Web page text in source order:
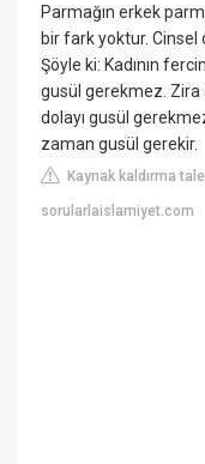
Parmağın erkek
bir fark yoktur. Cinsel
Şöyle ki: Kadının
gusül gerekmez. Zira
dolayı gusül
zaman gusül gerekir.
Kaynak kaldırma
sorularlaislamiyet.com